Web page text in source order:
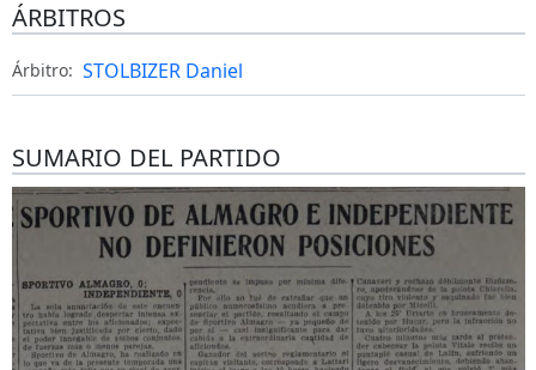
ÁRBITROS
Árbitro: STOLBIZER Daniel
SUMARIO DEL PARTIDO